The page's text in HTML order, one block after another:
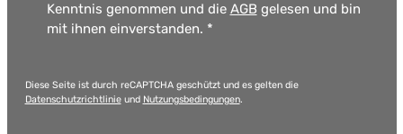
Kenntnis genommen und die AGB gelesen und bin
mit ihnen einverstanden. *
Diese Seite ist durch reCAPTCHA geschützt und es gelten die
Datenschutzrichtlinieund Nutzungsbedingungen.